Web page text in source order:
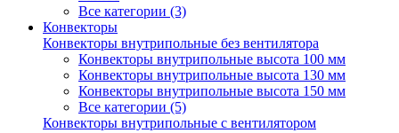
Все категории (3)
Конвекторы
Конвекторы внутрипольные без вентилятора
Конвекторы внутрипольные высота 100 мм
Конвекторы внутрипольные высота 130 мм
Конвекторы внутрипольные высота 150 мм
Все категории (5)
Конвекторы внутрипольные с вентилятором